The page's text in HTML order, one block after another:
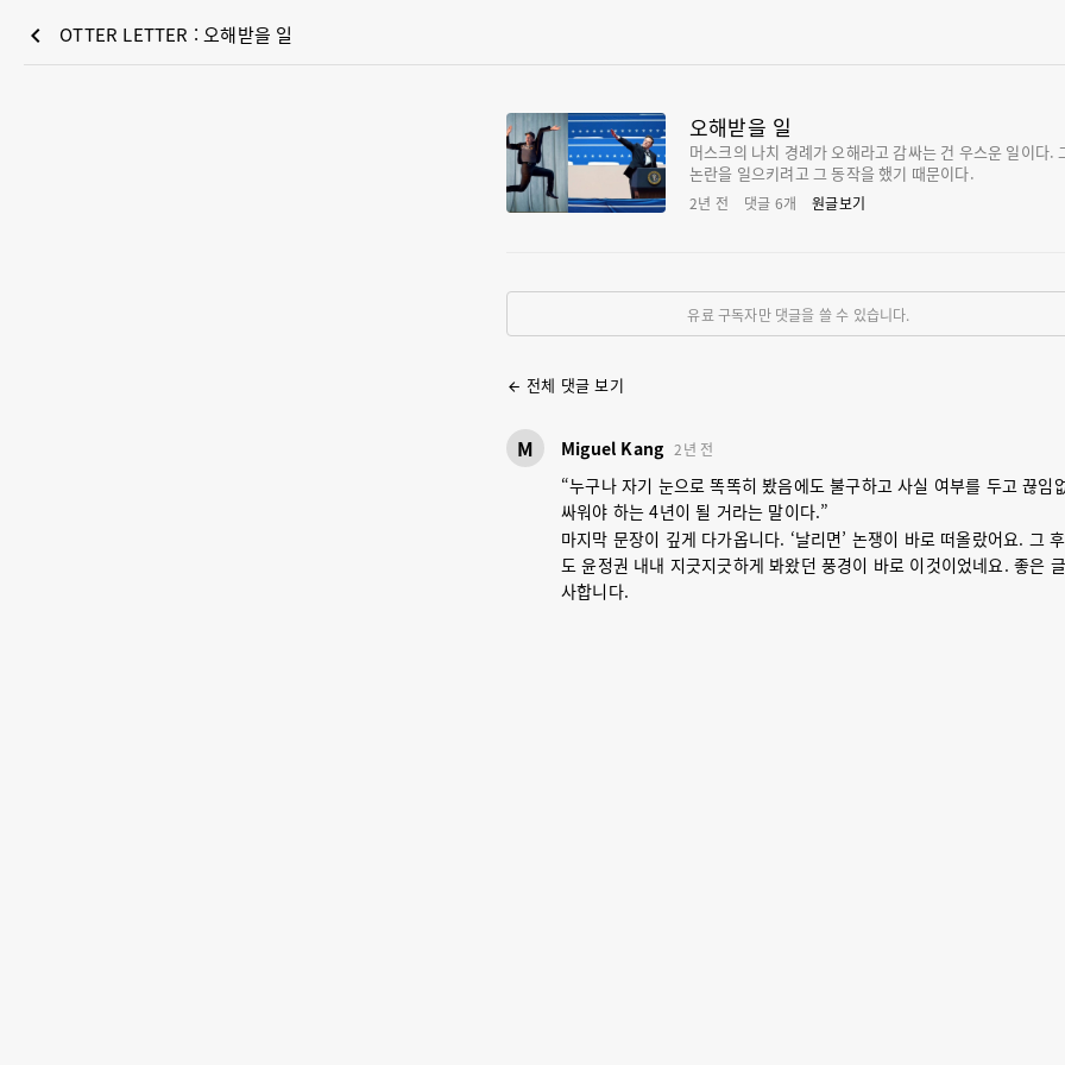
chevron_left OTTER LETTER : 오해받을 일
오해받을 일
머스크의 나치 경례가 오해라고 감싸는 건 우스운 일이다.
논란을 일으키려고 그 동작을 했기 때문이다.
2년 전 댓글 6개 원글보기
유료 구독자만 댓글을 쓸 수 있습니다.
arrow_back 전체 댓글 보기
M Miguel Kang 2년 전
“누구나 자기 눈으로 똑똑히 봤음에도 불구하고 사실 여부를 두고 끊임
싸워야 하는 4년이 될 거라는 말이다.”
마지막 문장이 깊게 다가옵니다. ‘날리면’ 논쟁이 바로 떠올랐어요. 그
도 윤정권 내내 지긋지긋하게 봐왔던 풍경이 바로 이것이었네요. 좋은
사합니다.